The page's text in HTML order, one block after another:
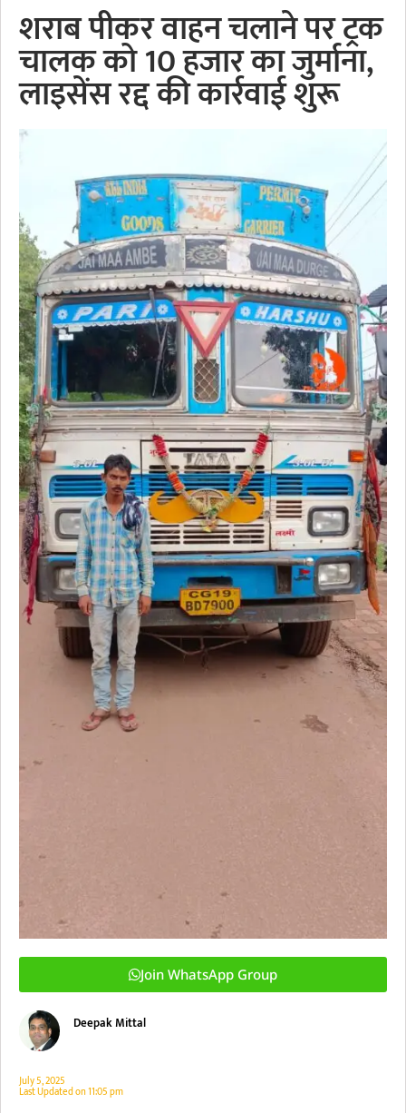
शराब पीकर वाहन चलाने पर ट्रक
चालक को 10 हजार का जुर्माना,
लाइसेंस रद्द की कार्रवाई शुरू
Join WhatsApp Group
Deepak Mittal
July 5, 2025
Last Updated on11:05 pm